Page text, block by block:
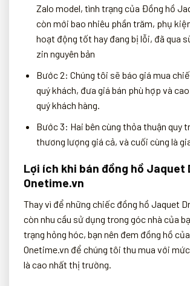
Zalo model, tình trạng của Đồng hồ
còn mới bao nhiêu phần trăm, phụ
hoạt động tốt hay đang bị lỗi, đã qua
zin nguyên bản
Bước 2: Chúng tôi sẽ báo giá mua
quý khách, đưa giá bán phù hợp và
quý khách hàng.
Bước 3: Hai bên cùng thỏa thuận quy
thương lượng giá cả, và cuối cùng là
Lợi ích khi bán đồng hồ Jaquet
Onetime.vn
Thay vì để những chiếc đồng hồ Jaquet
còn nhu cầu sử dụng trong góc nhà của
trạng hỏng hóc, bạn nên đem đồng hồ
Onetime.vn để chúng tôi thu mua với
là cao nhất thị trường.